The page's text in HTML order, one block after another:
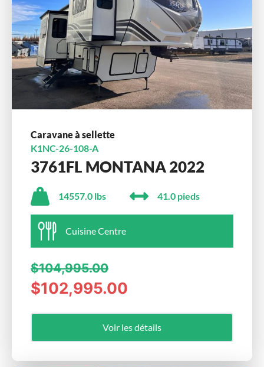
Caravane à sellette
K1NC-26-108-A
3761FL MONTANA 2022
14557.0 lbs 41.0 pieds
Cuisine Centre
$104,995.00
$102,995.00
Voir les détails